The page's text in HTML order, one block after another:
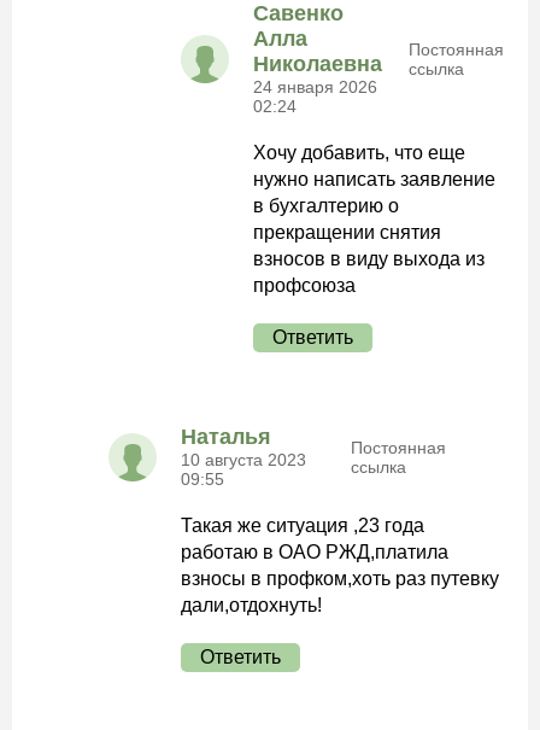
Савенко
Алла
Николаевна
24 января 2026
02:24
Постоянная
ссылка
Хочу добавить, что еще
нужно написать заявление
в бухгалтерию о
прекращении снятия
взносов в виду выхода из
профсоюза
Ответить
Наталья
10 августа 2023
09:55
Постоянная
ссылка
Такая же ситуация ,23 года
работаю в ОАО РЖД,платила
взносы в профком,хоть раз путевку
дали,отдохнуть!
Ответить